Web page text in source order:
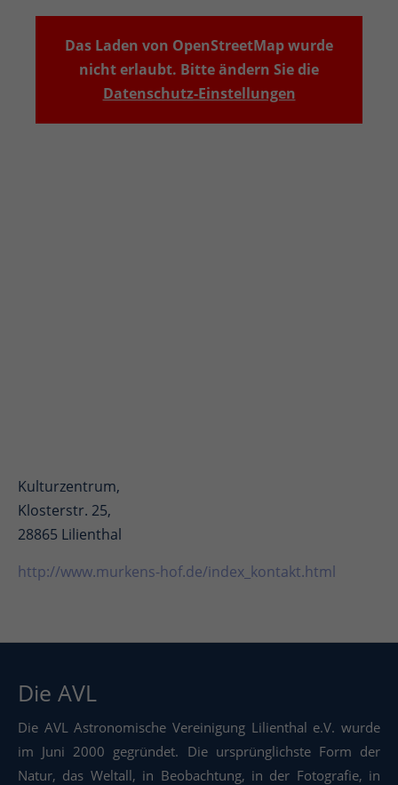
Das Laden von OpenStreetMap wurde
nicht erlaubt. Bitte ändern Sie die
Datenschutz-Einstellungen
Kulturzentrum,
Klosterstr. 25,
28865 Lilienthal
http://www.murkens-hof.de/index_kontakt.html
Die AVL
Die AVL Astronomische Vereinigung Lilienthal e.V. wurde
im Juni 2000 gegründet. Die ursprünglichste Form der
Natur, das Weltall, in Beobachtung, in der Fotografie, in